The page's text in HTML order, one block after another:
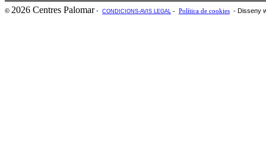
© 2026 Centres Palomar- CONDICIONS-AVIS LEGAL - Política de cookies - Disseny